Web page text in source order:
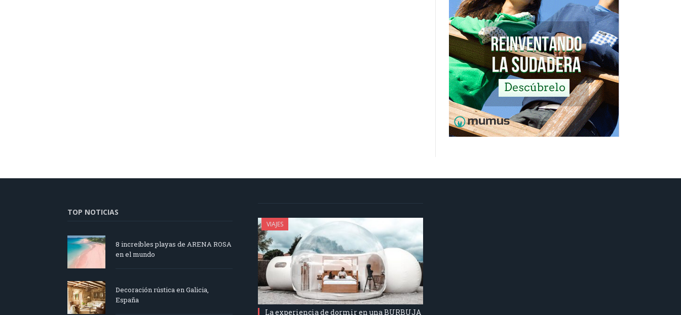
TOP NOTICIAS
8 increíbles playas de ARENA ROSA
en el mundo
Decoración rústica en Galicia,
España
VIAJES
La experiencia de dormir en una BURBUJA